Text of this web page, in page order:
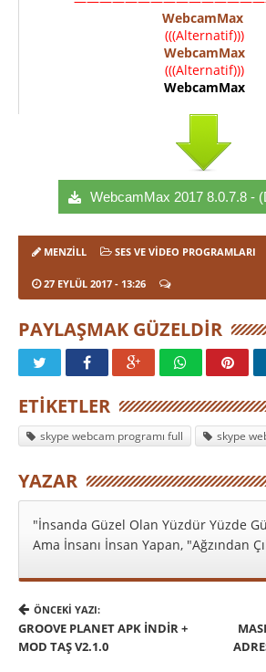
WebcamMax
(((Alternatif)))
WebcamMax
(((Alternatif)))
WebcamMax
WebcamMax 2017 8.0.7.8 -
MENZILL SES VE VIDEO PROGRAMLARI
27 EYLÜL 2017 - 13:26
PAYLAŞMAK GÜZELDIR
ETIKETLER
skype webcam programı full skype
YAZAR
"İnsanda Güzel Olan Yüzdür Yüzde
Ama İnsanı İnsan Yapan, "Ağzından
ÖNCEKI YAZI:
GROOVE PLANET APK İNDIR +
MOD TAŞ V2.1.0